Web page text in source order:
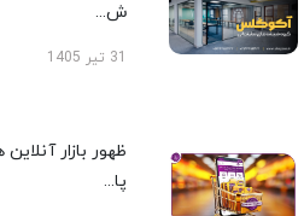
ش...
ظهور بازار
پا...